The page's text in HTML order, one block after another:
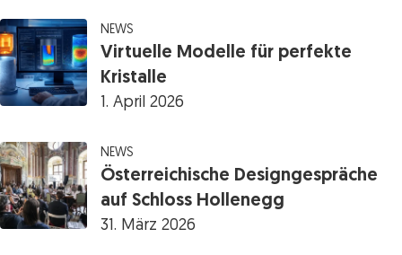
NEWS
Virtuelle Modelle für perfekte
Kristalle
1. April 2026
NEWS
Österreichische Designgespräche
auf Schloss Hollenegg
31. März 2026